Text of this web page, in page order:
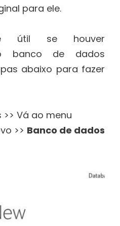
para ele.
útil se houver
banco de dados
abaixo para fazer
Vá ao menu
>> Banco de dados